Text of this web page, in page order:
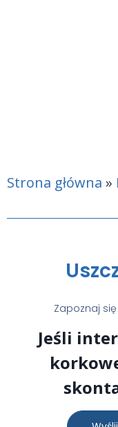
Strona główna »
Zapoznaj
Jeśli